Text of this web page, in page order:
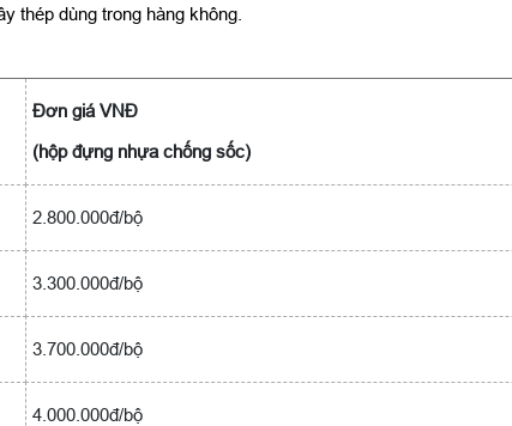
thép dùng trong hàng không.
Đơn giá VNĐ
(hộp đựng nhựa chống sốc)
2.800.000đ/bộ
3.300.000đ/bộ
3.700.000đ/bộ
4.000.000đ/bộ